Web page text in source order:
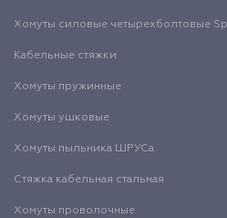
Хомуты силовые четырехболтовые
Кабельные стяжки
Хомуты пружинные
Хомуты ушковые
Хомуты пыльника ШРУСа
Стяжка кабельная стальная
Хомуты проволочные